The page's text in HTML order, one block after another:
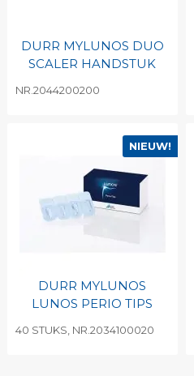
DURR MYLUNOS DUO
SCALER HANDSTUK
NR.2044200200
NIEUW!
DURR MYLUNOS
LUNOS PERIO TIPS
40 STUKS, NR.2034100020